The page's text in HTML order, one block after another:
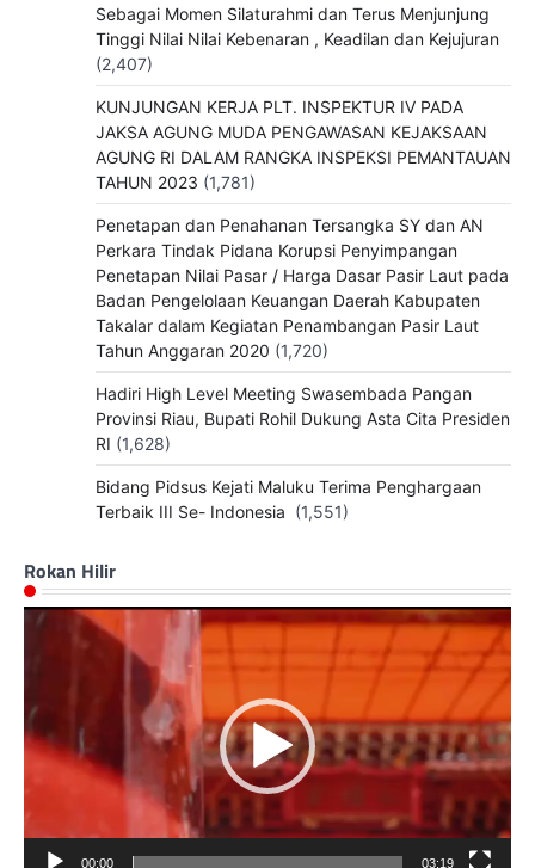
Sebagai Momen Silaturahmi dan Terus Menjunjung
Tinggi Nilai Nilai Kebenaran , Keadilan dan Kejujuran
(2,407)
KUNJUNGAN KERJA PLT. INSPEKTUR IV PADA
JAKSA AGUNG MUDA PENGAWASAN KEJAKSAAN
AGUNG RI DALAM RANGKA INSPEKSI PEMANTAUAN
TAHUN 2023 (1,781)
Penetapan dan Penahanan Tersangka SY dan AN
Perkara Tindak Pidana Korupsi Penyimpangan
Penetapan Nilai Pasar / Harga Dasar Pasir Laut pada
Badan Pengelolaan Keuangan Daerah Kabupaten
Takalar dalam Kegiatan Penambangan Pasir Laut
Tahun Anggaran 2020 (1,720)
Hadiri High Level Meeting Swasembada Pangan
Provinsi Riau, Bupati Rohil Dukung Asta Cita Presiden
RI (1,628)
Bidang Pidsus Kejati Maluku Terima Penghargaan
Terbaik III Se- Indonesia (1,551)
Rokan Hilir
Pemutar
00:00 03:19